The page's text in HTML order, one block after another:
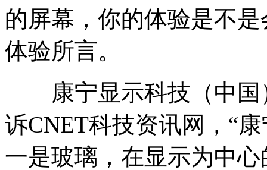
的屏幕，你的体验是不
体验所言。
康宁显示科技（中国
诉CNET科技资讯网，“
一是玻璃，在显示为中